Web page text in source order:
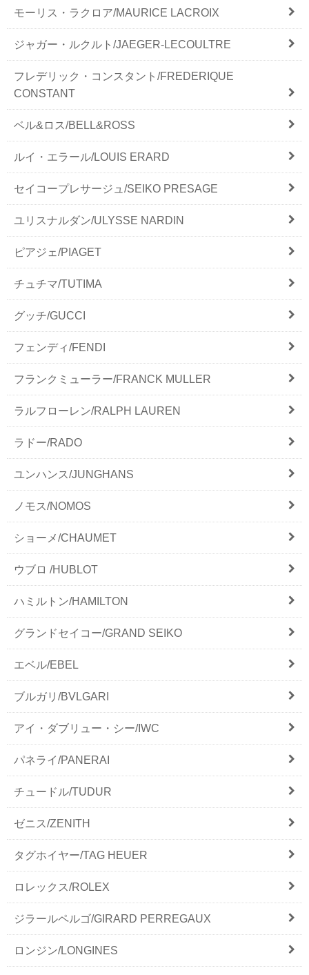
モーリス・ラクロア/MAURICE LACROIX
ジャガー・ルクルト/JAEGER-LECOULTRE
フレデリック・コンスタント/FREDERIQUE
CONSTANT
ベル&ロス/BELL&ROSS
ルイ・エラール/LOUIS ERARD
セイコープレサージュ/SEIKO PRESAGE
ユリスナルダン/ULYSSE NARDIN
ピアジェ/PIAGET
チュチマ/TUTIMA
グッチ/GUCCI
フェンディ/FENDI
フランクミューラー/FRANCK MULLER
ラルフローレン/RALPH LAUREN
ラドー/RADO
ユンハンス/JUNGHANS
ノモス/NOMOS
ショーメ/CHAUMET
ウブロ /HUBLOT
ハミルトン/HAMILTON
グランドセイコー/GRAND SEIKO
エベル/EBEL
ブルガリ/BVLGARI
アイ・ダブリュー・シー/IWC
パネライ/PANERAI
チュードル/TUDUR
ゼニス/ZENITH
タグホイヤー/TAG HEUER
ロレックス/ROLEX
ジラールペルゴ/GIRARD PERREGAUX
ロンジン/LONGINES